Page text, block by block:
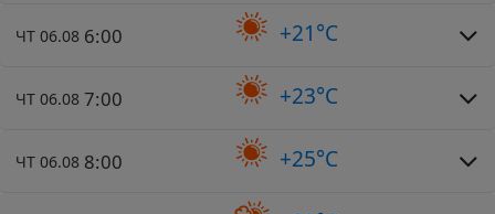
ЧТ 06.08 6:00 +21°C
ЧТ 06.08 7:00 +23°C
ЧТ 06.08 8:00 +25°C